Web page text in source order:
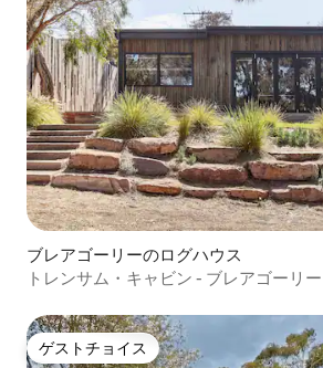
ブレアゴーリーのログハウス
トレンサム・キャビン - ブレアゴーリー
ゲストチョイス
ゲストチョイス